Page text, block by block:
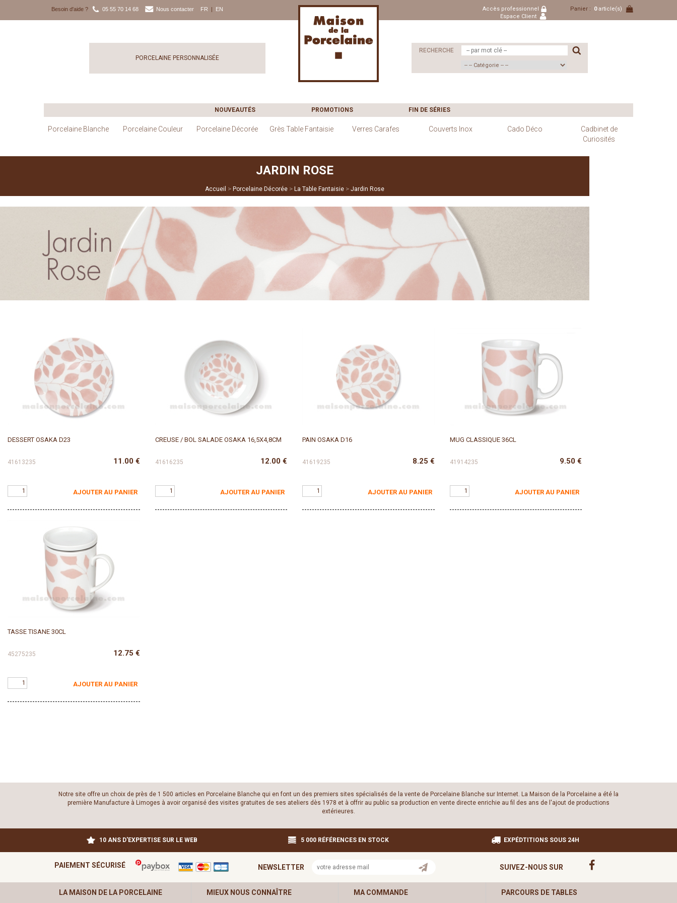
Besoin d'aide ? 05 55 70 14 68 Nous contacter FR | EN
Accès professionnel
Espace Client
Panier : 0article(s)
RECHERCHE
PORCELAINE PERSONNALISÉE
NOUVEAUTÉS PROMOTIONS FIN DE SÉRIES
Porcelaine Blanche Porcelaine Couleur Porcelaine Décorée Grès Table Fantaisie Verres Carafes Couverts Inox Cado Déco
Cadbinet de
Curiosités
JARDIN ROSE
Accueil > Porcelaine Décorée > La Table Fantaisie > Jardin Rose
DESSERT OSAKA D23
41613235 11.00 €
AJOUTER AU PANIER
CREUSE / BOL SALADE OSAKA 16,5X4,8CM
41616235 12.00 €
AJOUTER AU PANIER
PAIN OSAKA D16
41619235 8.25 €
AJOUTER AU PANIER
MUG CLASSIQUE 36CL
41914235 9.50 €
AJOUTER AU PANIER
TASSE TISANE 30CL
45275235 12.75 €
AJOUTER AU PANIER
Notre site offre un choix de près de 1 500 articles en Porcelaine Blanche qui en font un des premiers sites spécialisés de la vente de Porcelaine Blanche sur Internet. La Maison de la Porcelaine a été la
première Manufacture à Limoges à avoir organisé des visites gratuites de ses ateliers dès 1978 et à offrir au public sa production en vente directe enrichie au fil des ans de l'ajout de productions
extérieures.
10 ANS D'EXPERTISE SUR LE WEB 5 000 RÉFÉRENCES EN STOCK EXPÉDTITIONS SOUS 24H
PAIEMENT SÉCURISÉ NEWSLETTER SUIVEZ-NOUS SUR
LA MAISON DE LA PORCELAINE MIEUX NOUS CONNAÎTRE MA COMMANDE PARCOURS DE TABLES